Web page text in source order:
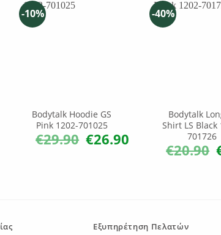
-10%
Bodytalk Hoodie GS
Pink 1202-701025
€29.90 Original
price
€26.90Η
τρέχουσα
-40%
Bodytalk
Shirt LS Black
701726
€20.90
Εξυπηρέτηση Πελατών